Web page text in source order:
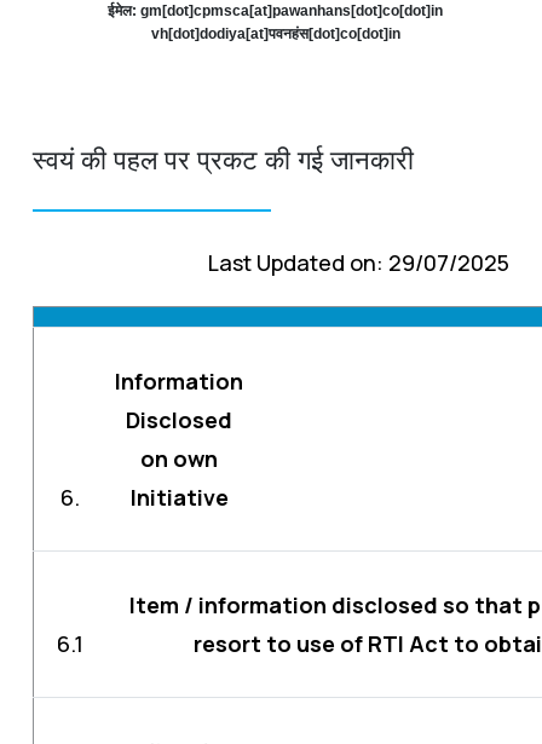
ईमेल: gm[dot]cpmsca[at]pawanhans[dot]co[dot]in
vh[dot]dodiya[at]पवनहंस[dot]co[dot]in
स्वयं की पहल पर प्रकट की गई जानकारी
Last Updated on: 29/07/2025
6.
Information
Disclosed
on own
Initiative
6.1
Item / information disclosed so that
resort to use of RTI Act to